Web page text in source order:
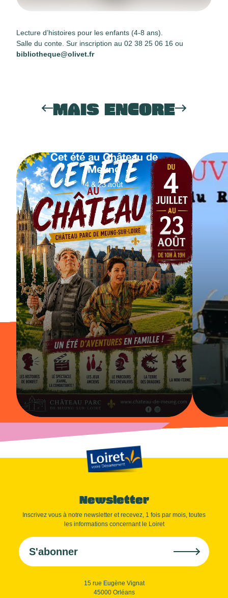
Lecture d’histoires pour les enfants (4-8 ans).
Salle du conte. Sur inscription au 02 38 25 06 16 ou
bibliotheque@olivet.fr
MAIS ENCORE
Cet été au Château de
Meung
4 & 23 août
Newsletter
Inscrivez vous à notre newsletter et recevez, 1 fois par mois, toutes
les informations concernant le Loiret
S'abonner
15 rue Eugène Vignat
45000 Orléans